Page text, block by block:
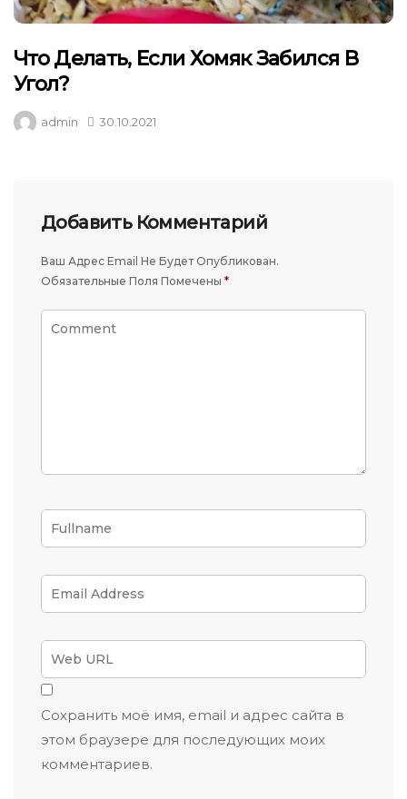
Что Делать, Если Хомяк Забился В
Угол?
admin 30.10.2021
Добавить Комментарий
Ваш Адрес Email Не Будет Опубликован.
Обязательные Поля Помечены *
Сохранить моё имя, email и адрес сайта в
этом браузере для последующих моих
комментариев.